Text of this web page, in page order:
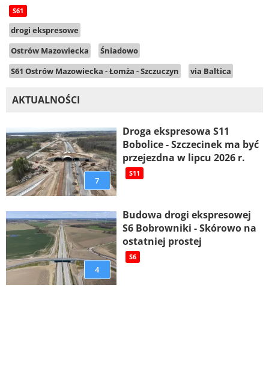
S61
drogi ekspresowe
Ostrów Mazowiecka
Śniadowo
S61 Ostrów Mazowiecka - Łomża - Szczuczyn
via Baltica
AKTUALNOŚCI
7
Droga ekspresowa S11
Bobolice - Szczecinek ma być
przejezdna w lipcu 2026 r.
S11
4
Budowa drogi ekspresowej
S6 Bobrowniki - Skórowo na
ostatniej prostej
S6